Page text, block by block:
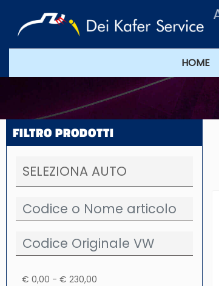
HOME
FILTRO PRODOTTI
€ 0,00 - € 230,00